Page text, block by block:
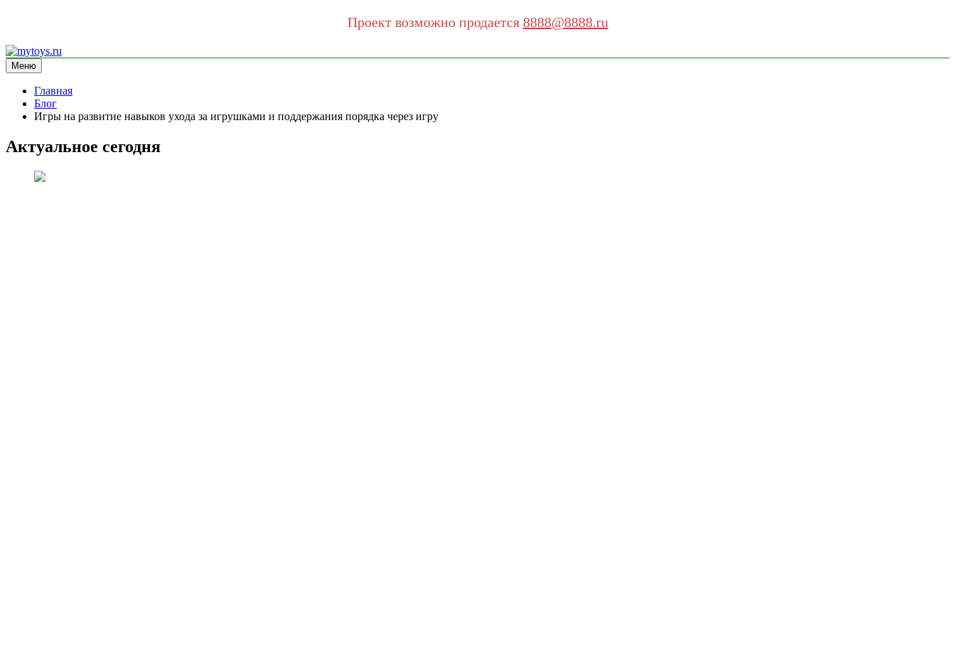
Проект возможно продается 8888@8888.ru
Перейти
к
содержимому
mytoys.ru
информационный сайт
Меню
Главная
Блог
Игры на развитие навыков ухода за игрушками и поддержания порядка через игру
Актуальное сегодня